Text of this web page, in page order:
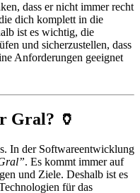
dass er nicht immer recht
dich komplett in die
ist es wichtig, die
und sicherzustellen, dass
Anforderungen geeignet
Gral? 🏺
In der Softwareentwicklung
. Es kommt immer auf
und Ziele. Deshalb ist es
für das